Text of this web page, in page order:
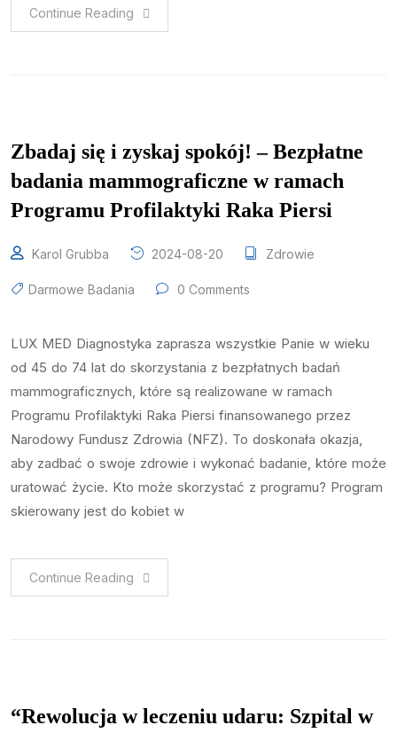
Continue Reading
Zbadaj się i zyskaj spokój! – Bezpłatne
badania mammograficzne w ramach
Programu Profilaktyki Raka Piersi
Karol Grubba 2024-08-20 Zdrowie
Darmowe Badania 0 Comments
LUX MED Diagnostyka zaprasza wszystkie Panie w wieku
od 45 do 74 lat do skorzystania z bezpłatnych badań
mammograficznych, które są realizowane w ramach
Programu Profilaktyki Raka Piersi finansowanego przez
Narodowy Fundusz Zdrowia (NFZ). To doskonała okazja,
aby zadbać o swoje zdrowie i wykonać badanie, które może
uratować życie. Kto może skorzystać z programu? Program
skierowany jest do kobiet w
Continue Reading
“Rewolucja w leczeniu udaru: Szpital w